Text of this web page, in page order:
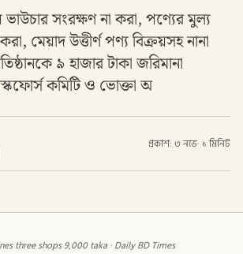
ভাউচার সংরক্ষণ না করা, পণ্যের মুল্য
মেয়াদ উত্তীর্ণ পণ্য বিক্রয়সহ নানা
৯ হাজার টাকা জরিমানা
কমিটি ও ভোক্তা অ
প্রকাশ: ৩ নভে· ১ মিনিট
three shops 9,000 taka · Daily BD Times